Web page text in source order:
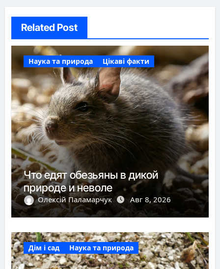
Related Post
Наука та природа Цікаві факти
Что едят обезьяны в дикой
природе и неволе
Олексій Паламарчук Авг 8, 2026
Дім і сад Наука та природа